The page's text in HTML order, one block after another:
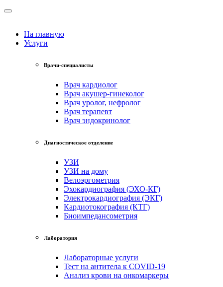
На главную
Услуги
Врачи-специалисты
Врач кардиолог
Врач акушер-гинеколог
Врач уролог, нефролог
Врач терапевт
Врач эндокринолог
Диагностическое отделение
УЗИ
УЗИ на дому
Велоэргометрия
Эхокардиография (ЭХО-КГ)
Электрокардиография (ЭКГ)
Кардиотокография (КТГ)
Биоимпедансометрия
Лаборатория
Лабораторные услуги
Тест на антитела к COVID-19
Анализ крови на онкомаркеры